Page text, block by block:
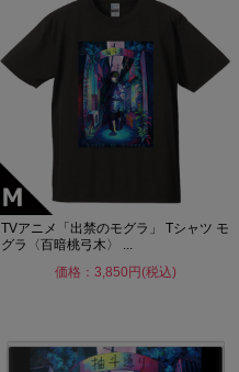
TVアニメ「出禁のモグラ」 Tシャツ モ
グラ〈百暗桃弓木〉 ...
価格：3,850円(税込)